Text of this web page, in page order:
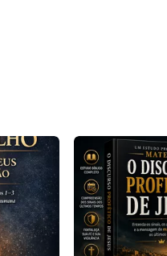
e profundamente